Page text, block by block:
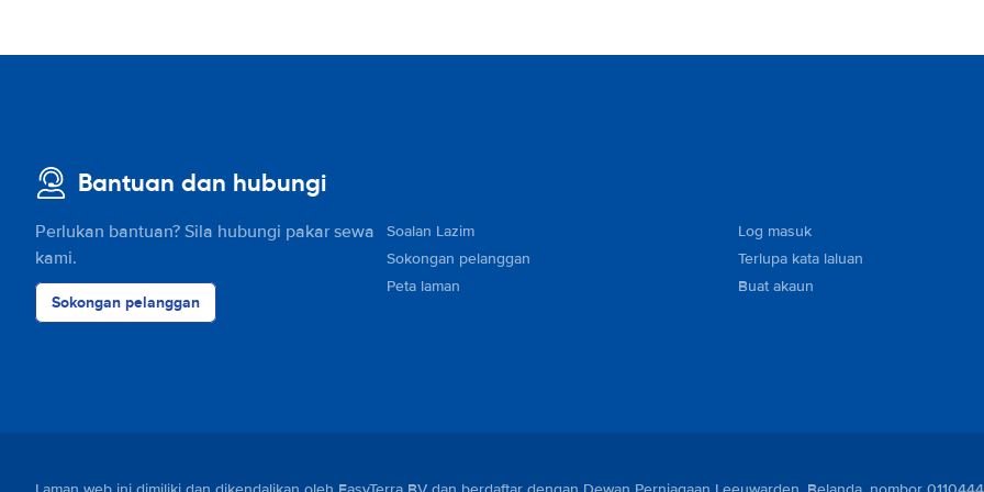
Bantuan dan hubungi
Perlukan bantuan? Sila hubungi pakar sewa
kami.
Sokongan pelanggan
Soalan Lazim
Sokongan pelanggan
Peta laman
Log masuk
Terlupa kata laluan
Buat akaun